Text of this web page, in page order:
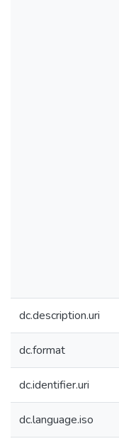
dc.description.uri
dc.format
dc.identifier.uri
dc.language.iso